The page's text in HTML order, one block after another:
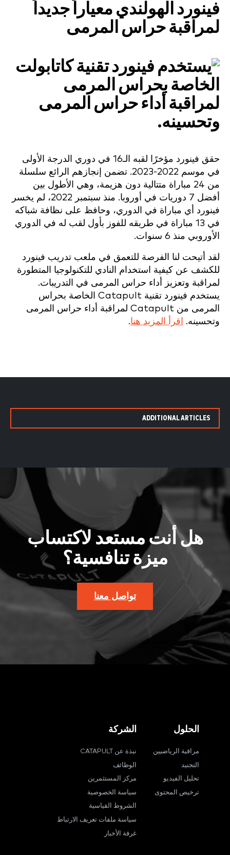
فينورد الهولندي معياراً جديداً
لمراقبة حراس المرمى
حقق فينورد مؤخرًا لقبه الـ16 في دوري الدرجة الأولى
في موسم 2022-2023. تضمن إنجازهم الرائع سلسلة
من 24 مباراة متتالية دون هزيمة، وهي الأطول بين
أفضل 7 دوريات في أوروبا. منذ سبتمبر 2022، لم يخسر
فينورد أي مباراة في الدوري، وحافظ على نظافة شباكه
في 13 مباراة في طريقه للفوز بأول لقب له في الدوري
الأوروبي منذ 6 سنوات.
لقد أتيحت لنا الفرصة للتعمق في ملعب تدريب فينورد
للكشف عن كيفية استخدام النادي للتكنولوجيا المتطورة
لمراقبة وتعزيز أداء حراس المرمى في التدريبات.
يستخدم فينورد
تقنية Catapult الخاصة بحراس
المرمى من Catapult
لمراقبة أداء حراس المرمى
وتحسينه.
اقرأ المزيد هنا.
ADDITIONAL ARTICLES
هل أنت مستعد لاكتساب
ميزة تنافسية؟
تواصل معنا
الحلول
مراقبة الرياضيين
التجنيد
تحليل الفيديو
ترخيص المحتوى
الشركة
نبذة عن CATAPULT
الوظائف
مركز المستثمرين
سياسة الخصوصية
الشروط القياسية
سياسة ملفات تعريف الارتباط
غرفة الأخبار